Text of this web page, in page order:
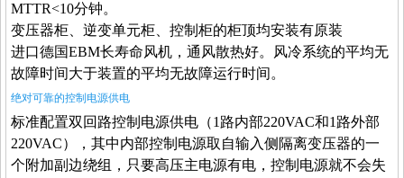
MTTR<10分钟。
变压器柜、逆变单元柜、控制柜的柜顶均安装有原装
进口德国EBM长寿命风机，通风散热好。风冷系统的平均无
故障时间大于装置的平均无故障运行时间。
绝对可靠的控制电源供电
标准配置双回路控制电源供电（1路内部220VAC和1路外部
220VAC），其中内部控制电源取自输入侧隔离变压器的一
个附加副边绕组，只要高压主电源有电，控制电源就不会失